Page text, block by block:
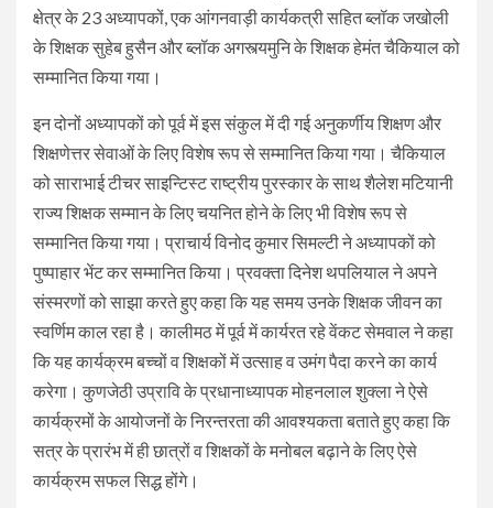
क्षेत्र के 23 अध्यापकों, एक आंगनवाड़ी कार्यकत्री सहित ब्लॉक जखोली
के शिक्षक सुहेब हुसैन और ब्लॉक अगस्त्यमुनि के शिक्षक हेमंत चैकियाल को
सम्मानित किया गया।
इन दोनों अध्यापकों को पूर्व में इस संकुल में दी गई अनुकर्णीय शिक्षण और
शिक्षणेत्तर सेवाओं के लिए विशेष रूप से सम्मानित किया गया। चैकियाल
को साराभाई टीचर साइन्टिस्ट राष्ट्रीय पुरस्कार के साथ शैलेश मटियानी
राज्य शिक्षक सम्मान के लिए चयनित होने के लिए भी विशेष रूप से
सम्मानित किया गया। प्राचार्य विनोद कुमार सिमल्टी ने अध्यापकों को
पुष्पाहार भेंट कर सम्मानित किया। प्रवक्ता दिनेश थपलियाल ने अपने
संस्मरणों को साझा करते हुए कहा कि यह समय उनके शिक्षक जीवन का
स्वर्णिम काल रहा है। कालीमठ में पूर्व में कार्यरत रहे वेंकट सेमवाल ने कहा
कि यह कार्यक्रम बच्चों व शिक्षकों में उत्साह व उमंग पैदा करने का कार्य
करेगा। कुणजेठी उप्रावि के प्रधानाध्यापक मोहनलाल शुक्ला ने ऐसे
कार्यक्रमों के आयोजनों के निरन्तरता की आवश्यकता बताते हुए कहा कि
सत्र के प्रारंभ में ही छात्रों व शिक्षकों के मनोबल बढ़ाने के लिए ऐसे
कार्यक्रम सफल सिद्ध होंगे।